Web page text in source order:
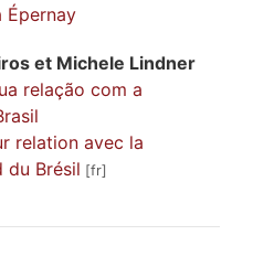
Épernay
et Michele Lindner
relação com a
relation avec la
du Brésil